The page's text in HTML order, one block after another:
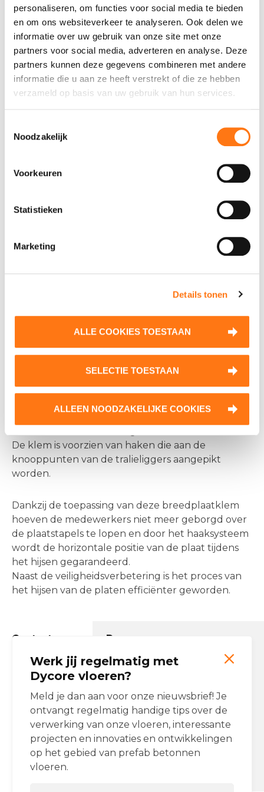
personaliseren, om functies voor social media te bieden
en om ons websiteverkeer te analyseren. Ook delen we
informatie over uw gebruik van onze site met onze
partners voor social media, adverteren en analyse. Deze
partners kunnen deze gegevens combineren met andere
informatie die u aan ze heeft verstrekt of die ze hebben
verzameld op basis van uw gebruik van hun services.
Noodzakelijk
Voorkeuren
Statistieken
Marketing
Details tonen
ALLE COOKIES TOESTAAN
SELECTIE TOESTAAN
ALLEEN NOODZAKELIJKE COOKIES
ontstaan om een breedplaatklem te ontwikkelen
en het hijsproces veiliger te maken. Het
ontwikkelingstraject is in samenwerking met Van
Harten Machinebouw en Dycore gerealiseerd. Op
de tasveld van Dycore zijn proeftesten gedaan en
na kleine modificaties op 12 december 2025 op het
bouwproject Galgeriet in Monnickendam zijn de
De breedplaatklem bestaat uit twee elementen
die met een brug met elkaar gekoppeld zijn,
daardoor is de klem geschikt voor platen tot 10
De klem is voorzien van haken die aan de
knooppunten van de tralieliggers aangepikt
worden.
Dankzij de toepassing van deze breedplaatklem
hoeven de medewerkers niet meer geborgd over
de plaatstapels te lopen en door het haaksysteem
wordt de horizontale positie van de plaat tijdens
het hijsen gegarandeerd.
Naast de veiligheidsverbetering is het proces van
het hijsen van de platen efficiënter geworden.
Contactgegevens Dycore
Email:info@dycore.nl
(0)162 477 477
Onze producten
Breedplaatvloeren
Ribbenvloeren
Dycore op Social Media
Werk jij regelmatig met
Dycore vloeren?
Meld je dan aan voor onze nieuwsbrief! Je
ontvangt regelmatig handige tips over de
verwerking van onze vloeren, interessante
projecten en innovaties en ontwikkelingen
op het gebied van prefab betonnen
vloeren.